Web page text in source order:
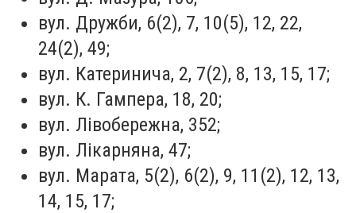
вул. Дружби, 6(2), 7, 10(5), 12, 22,
24(2), 49;
вул. Катеринича, 2, 7(2), 8, 13, 15, 17;
вул. К. Гампера, 18, 20;
вул. Лівобережна, 352;
вул. Лікарняна, 47;
вул. Марата, 5(2), 6(2), 9, 11(2), 12, 13,
14, 15, 17;